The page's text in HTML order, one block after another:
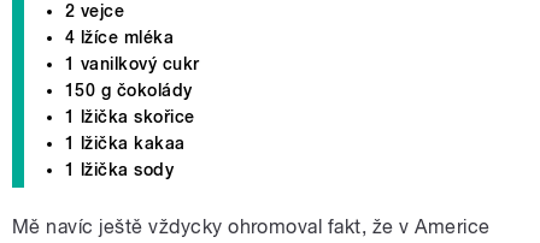
2 vejce
4 lžíce mléka
1 vanilkový cukr
150 g čokolády
1 lžička skořice
1 lžička kakaa
1 lžička sody
Mě navíc ještě vždycky ohromoval fakt, že v Americe